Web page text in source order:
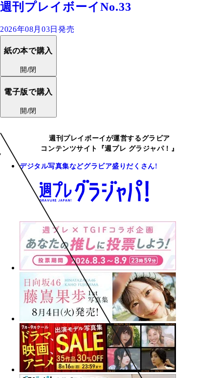
週刊プレイボーイNo.33
2026年08月03日発売
紙の本で購入
開/閉
電子版で購入
開/閉
週刊プレイボーイが運営するグラビア
コンテンツサイト『週プレ グラジャパ！』
デジタル写真集などグラビア盛りだくさん!